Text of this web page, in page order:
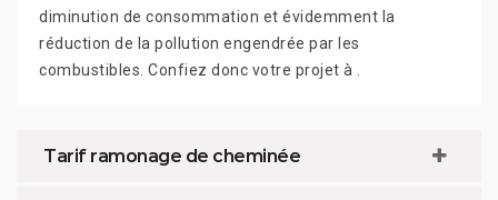
diminution de consommation et évidemment la
réduction de la pollution engendrée par les
combustibles. Confiez donc votre projet à .
Tarif ramonage de cheminée